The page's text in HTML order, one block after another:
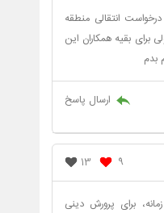
انتقالی منطقه
برای بقیه همکاران این
بدم
ارسال پاسخ
9
13
برای پرورش دینی